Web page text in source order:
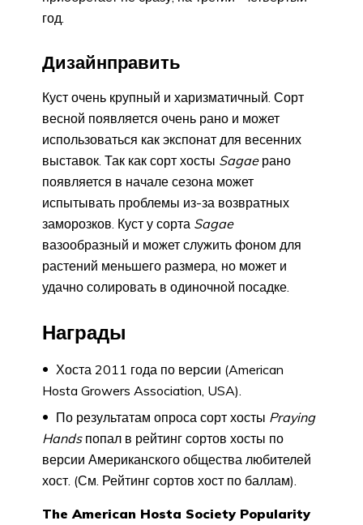
год.
Дизайнправить
Куст очень крупный и харизматичный. Сорт
весной появляется очень рано и может
использоваться как экспонат для весенних
выставок. Так как сорт хосты Sagaeрано
появляется в начале сезона может
испытывать проблемы из-за возвратных
заморозков. Куст у сорта Sagae
вазообразный и может служить фоном для
растений меньшего размера, но может и
удачно солировать в одиночной посадке.
Награды
Хоста 2011 года по версии (American
Hosta Growers Association, USA).
По результатам опроса сорт хосты Praying
Handsпопал в рейтинг сортов хосты по
версии Американского общества любителей
хост. (См. Рейтинг сортов хост по баллам).
The American Hosta Society Popularity